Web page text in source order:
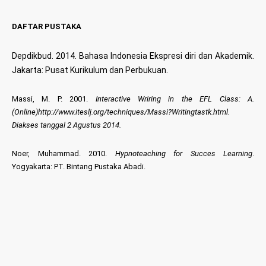
DAFTAR PUSTAKA
Depdikbud. 2014. Bahasa Indonesia Ekspresi diri dan Akademik.
Jakarta: Pusat Kurikulum dan Perbukuan.
Massi, M. P. 2001. Interactive Wriring in the EFL Class: A.
(Online)http://www.iteslj.org/techniques/Massi?Writingtastk.html.
Diakses tanggal 2 Agustus 2014.
Noer, Muhammad. 2010. Hypnoteaching for Succes Learning.
Yogyakarta: PT. Bintang Pustaka Abadi.